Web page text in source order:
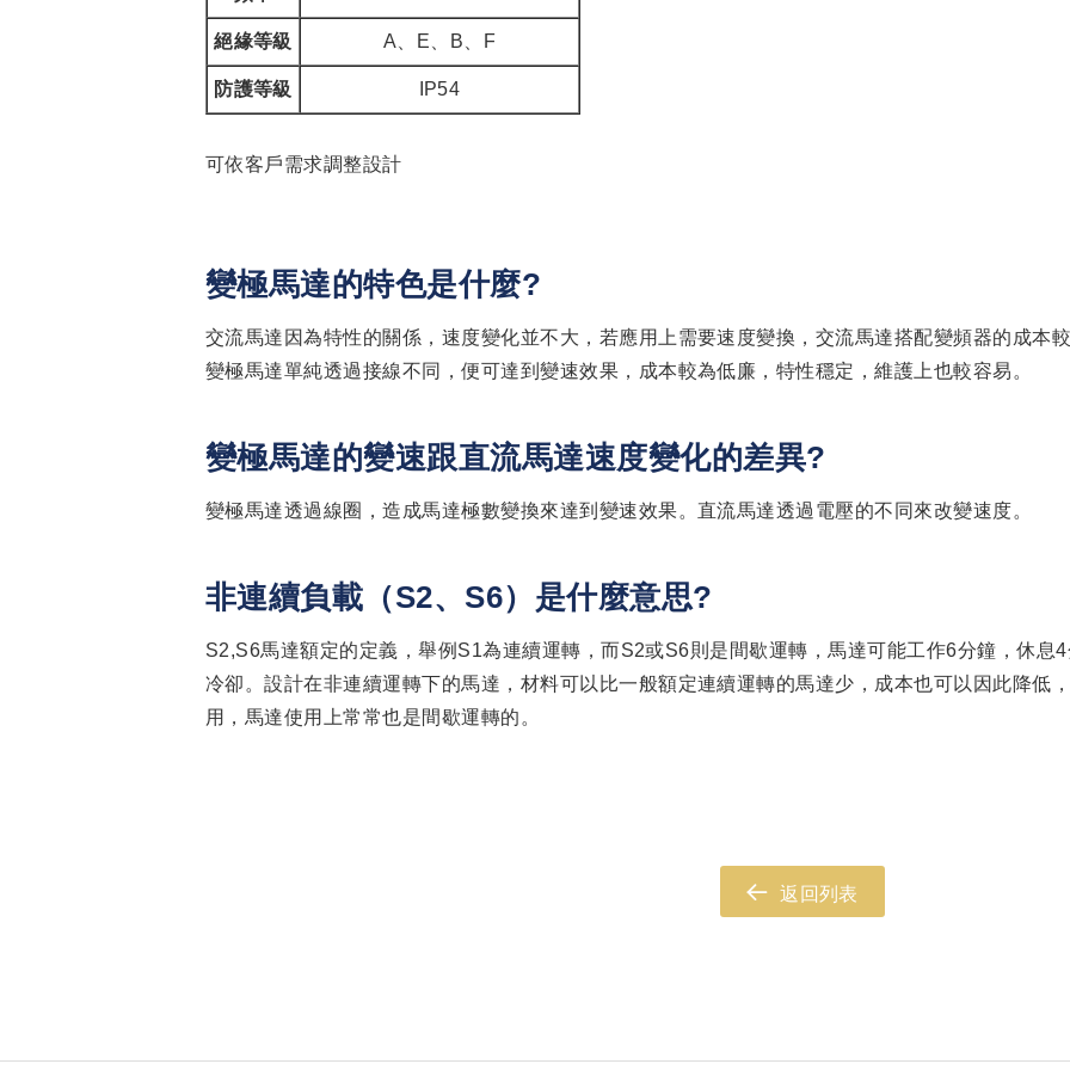
絕緣等級 A、E、B、F
防護等級 IP54
可依客戶需求調整設計
變極馬達的特色是什麼?
交流馬達因為特性的關係，速度變化並不大，若應用上需要速度變換，交流馬達搭配變頻器的成本
變極馬達單純透過接線不同，便可達到變速效果，成本較為低廉，特性穩定，維護上也較容易。
變極馬達的變速跟直流馬達速度變化的差異?
變極馬達透過線圈，造成馬達極數變換來達到變速效果。直流馬達透過電壓的不同來改變速度。
非連續負載（S2、S6）是什麼意思?
S2,S6馬達額定的定義，舉例S1為連續運轉，而S2或S6則是間歇運轉，馬達可能工作6分鐘，休息
冷卻。設計在非連續運轉下的馬達，材料可以比一般額定連續運轉的馬達少，成本也可以因此降低
用，馬達使用上常常也是間歇運轉的。
返回列表